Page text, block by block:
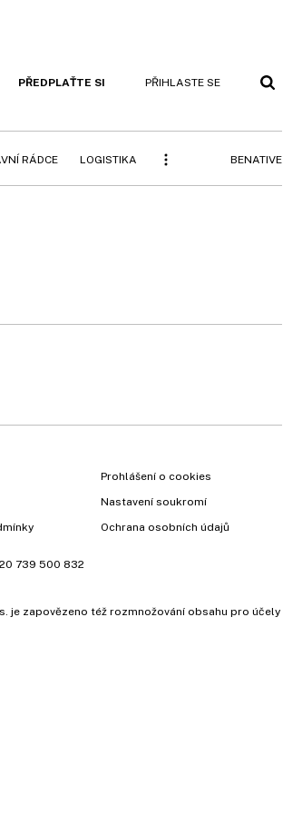
PŘEDPLAŤTE SI PŘIHLASTE SE
RÁDCE LOGISTIKA BENATIVE
Prohlášení o cookies
Nastavení soukromí
Ochrana osobních údajů
739 500 832
je zapovězeno též rozmnožování obsahu pro účely